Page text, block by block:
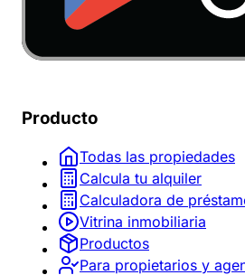
Producto
Todas las propiedades
Calcula tu alquiler
Calculadora de
Vitrina inmobiliaria
Productos
Para propietarios y